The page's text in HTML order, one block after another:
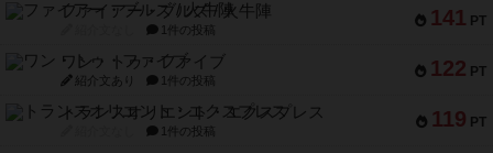
141 PT
ファイアー・ブルズ / 火牛陣
1件の投稿
122 PT
ワン・トゥ・ファイブ
紹介文あり 1件の投稿
119 PT
トランスオリエント・エクスプレス
1件の投稿